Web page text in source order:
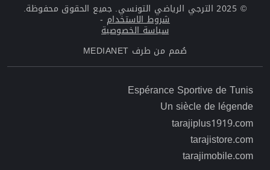
© 2025 الترجي الرياضي التونسي. جميع الحقوق محفوظة.
شروط الاستخدام -
سياسة الخصوصية
صُمم من طرف MEDIANET
Menu top left Footer
Espérance Sportive de Tunis
Un siècle de légende
Menu top right Footer
tarajiplus1919.com
tarajistore.com
tarajimobile.com